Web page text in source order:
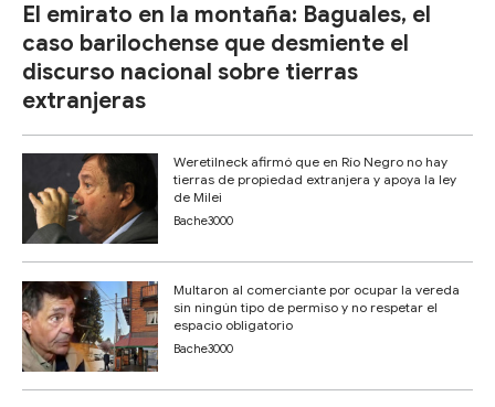
El emirato en la montaña: Baguales, el
caso barilochense que desmiente el
discurso nacional sobre tierras
extranjeras
Weretilneck afirmó que en Río Negro no hay
tierras de propiedad extranjera y apoya la ley
de Milei
Bache3000
Multaron al comerciante por ocupar la vereda
sin ningún tipo de permiso y no respetar el
espacio obligatorio
Bache3000